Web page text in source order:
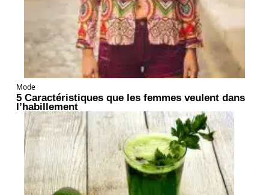
Mode
5 Caractéristiques que les femmes veulent dans
l’habillement